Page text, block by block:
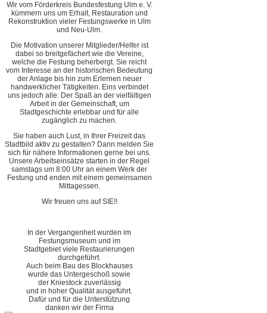
Wir vom Förderkreis Bundesfestung Ulm e. V.
kümmern uns um Erhalt, Restauration und
Rekonstruktion vieler Festungswerke in Ulm
und Neu-Ulm.
Die Motivation unserer Mitglieder/Helfer ist
dabei so breitgefächert wie die Vereine,
welche die Festung beherbergt. Sie reicht
vom Interesse an der historischen Bedeutung
der Anlage bis hin zum Erlernen neuer
handwerklicher Tätigkeiten. Eins verbindet
uns jedoch alle: Der Spaß an der vielfältigen
Arbeit in der Gemeinschaft, um
Stadtgeschichte erlebbar und für alle
zugänglich zu machen.
Sie haben auch Lust, in Ihrer Freizeit das
Stadtbild aktiv zu gestalten? Dann melden Sie
sich für nähere Informationen gerne bei uns.
Unsere Arbeitseinsätze starten in der Regel
samstags um 8:00 Uhr an einem Werk der
Festung und enden mit einem gemeinsamen
Mittagessen.
Wir freuen uns auf SIE!!
In der Vergangenheit wurden im
Festungsmuseum und im
Stadtgebiet viele Restaurierungen
durchgeführt.
Auch beim Bau des Blockhauses
wurde das Untergeschoß sowie
der Kniestock zuverlässig
und in hoher Qualität ausgeführt.
Dafür und für die Unterstützung
danken wir der Firma